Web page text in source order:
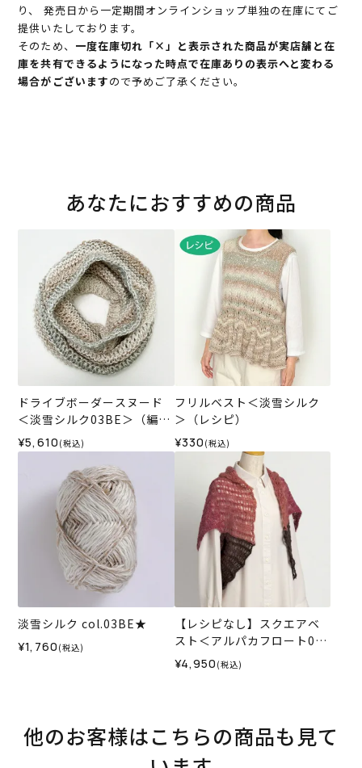
り、 発売日から一定期間オンラインショップ単独の在庫にてご
提供いたしております。
そのため、 一度在庫切れ「×」と表示された商品が実店舗と在
庫を共有できるようになった時点で在庫ありの表示へと変わる
場合がございますので予めご了承ください。
あなたにおすすめの商品
ドライブボーダースヌード
＜淡雪シルク03BE＞（編み
物 材料セット）
¥5,610 (税込)
フリルベスト＜淡雪シルク
＞（レシピ）
¥330 (税込)
淡雪シルク col.03BE★
¥1,760 (税込)
【レシピなし】スクエアベ
スト＜アルパカフロート03
W＞（編み物 材料セット）
¥4,950 (税込)
他のお客様はこちらの商品も見て